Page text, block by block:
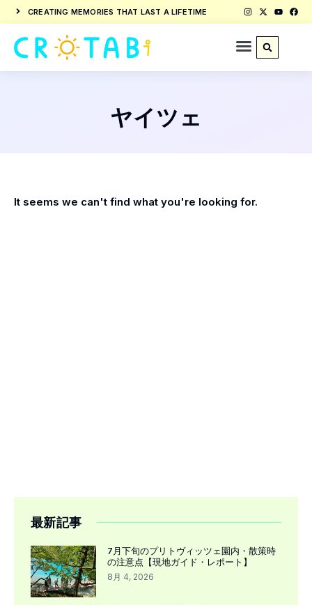
CREATING MEMORIES THAT LAST A LIFETIME
ヤイツェ
It seems we can't find what you're looking for.
最新記事
7月下旬のプリトヴィッツェ園内・散策時
の注意点【現地ガイド・レポート】
8月 4, 2026